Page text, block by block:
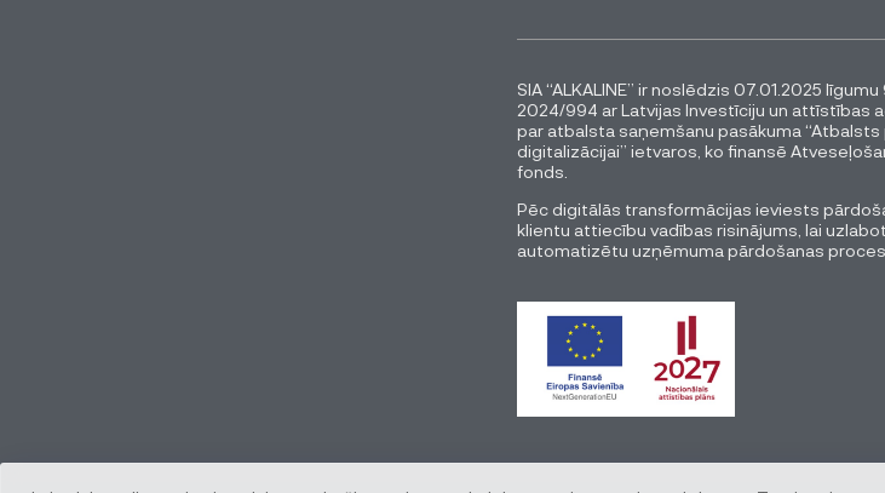
SIA “ALKALINE” ir noslēdzis 07.01.2025 līgumu
2024/994 ar Latvijas Investīciju un attīstības
par atbalsta saņemšanu pasākuma
digitalizācijai” ietvaros, ko finansē
fonds.
Pēc digitālās transformācijas ieviests
klientu attiecību vadības risinājums, lai
automatizētu uzņēmuma pārdošanas